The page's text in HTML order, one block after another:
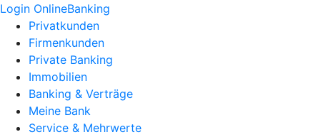
Login OnlineBanking
Privatkunden
Firmenkunden
Private Banking
Immobilien
Banking & Verträge
Meine Bank
Service & Mehrwerte